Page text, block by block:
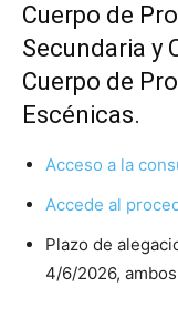
Cuerpo de
Secundaria y
Cuerpo de
Escénicas.
Acceso a la
Accede al
Plazo de
4/6/2026,